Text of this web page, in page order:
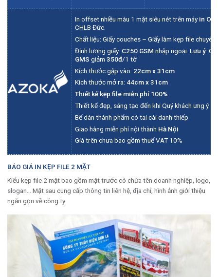
In offsetnhiều màu 1 mặt siêu nét trên máy in
CHLB Đức.
Chất liệu: Giấy couches– Giấy làm kẹp file chuyên
Định lượng giấy: C250 GSM nhập ngoại. Lưu ý:
GMS giảm 350đ/1 tờ
Kích thước gập vào: 22cm x 31cm
Kích thước mở ra: 44cm x 31cm
Thiết kế kẹp file miễn phí 100%.
Thiết kế đẹp, sáng tạo đến khi Quý khách ưng ý.
Bế dán thành phẩm có tai cài danh thiếp
Giao hàng miễn phí nội thành Hà Nội
Giá trên chưa bao gồm thuế VAT 10%
BÁO GIÁ IN KẸP FILE 2 MẶT
Kiểu kẹp file 2 mặt bao gồm mặt trước có chứa tên doanh nghiệp, logo,
slogan… Mặt sau cung cấp thông tin liên hệ, địa chỉ, hình ảnh giới thiệu
ngắn gọn về công ty